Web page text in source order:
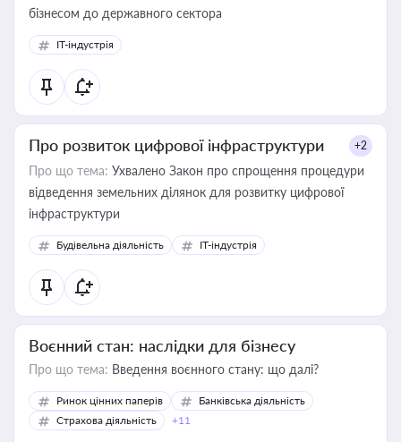
бізнесом до державного сектора
IT-індустрія
Про розвиток цифрової інфраструктури +2
Про що тема: Ухвалено Закон про спрощення процедури
відведення земельних ділянок для розвитку цифрової
інфраструктури
Будівельна діяльність IT-індустрія
Воєнний стан: наслідки для бізнесу
Про що тема: Введення воєнного стану: що далі?
Ринок цінних паперів
Банківська діяльність
Страхова діяльність
+11